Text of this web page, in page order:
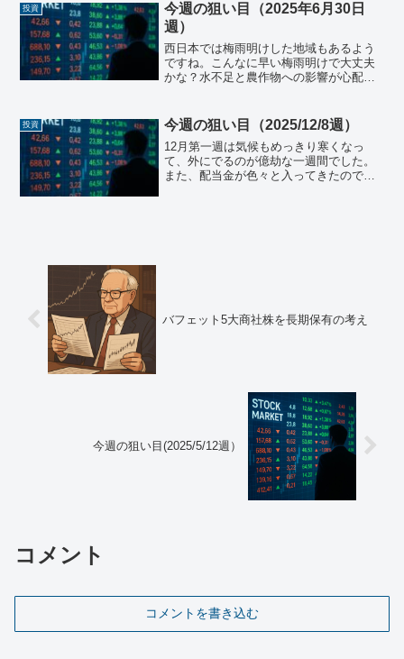
相の辞任表明会見について３つのポイン
トで要約すると。...
投資
今週の狙い目（2025年6月30日
週）
西日本では梅雨明けした地域もあるよう
ですね。こんなに早い梅雨明けで大丈夫
かな？水不足と農作物への影響が心配で
大台を超えました。6月20日が
37,834.25...
投資 今週の狙い目（2025/12/8週）
12月第一週は気候もめっきり寒くなっ
て、外にでるのが億劫な一週間でした。
また、配当金が色々と入ってきたので、
バフェット5大商社株を長期保有の考え
今週の狙い目(2025/5/12週）
コメント
コメントを書き込む